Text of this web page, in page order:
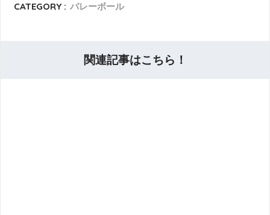
CATEGORY : バレーボール
関連記事はこちら！